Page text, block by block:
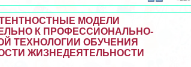
МОДЕЛИ
К ПРОФЕССИОНАЛЬНО-
ТЕХНОЛОГИИ ОБУЧЕНИЯ
ЖИЗНЕДЕЯТЕЛЬНОСТИ